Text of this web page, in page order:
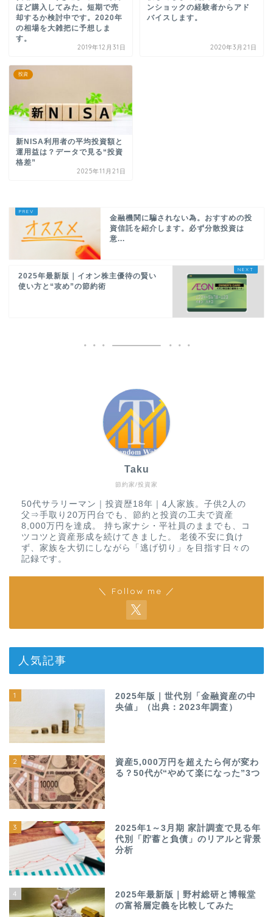
ほど購入してみた。短期で売
却するか検討中です。2020年
の相場を大雑把に予想しま
す。
2019年12月31日
ンショックの経験者からアド
バイスします。
2020年3月21日
投資
新NISA利用者の平均投資額と
運用益は？データで見る“投資
格差”
2025年11月21日
金融機関に騙されない為。おすすめの投
資信託を紹介します。必ず分散投資は
意...
2025年最新版｜イオン株主優待の賢い
使い方と“攻め”の節約術
節約家/投資家
Taku
50代サラリーマン｜投資歴18年｜4人家族。子供2人の
父⇒手取り20万円台でも、節約と投資の工夫で資産
8,000万円を達成。 持ち家ナシ・平社員のままでも、コ
ツコツと資産形成を続けてきました。 老後不安に負け
ず、家族を大切にしながら「逃げ切り」を目指す日々の
記録です。
＼ Follow me ／
人気記事
1
2025年版｜世代別「金融資産の中
央値」（出典：2023年調査）
2
資産5,000万円を超えたら何が変わ
る？50代が“やめて楽になった”3つ
3
2025年1～3月期 家計調査で見る年
代別「貯蓄と負債」のリアルと背景
分析
4
2025年最新版｜野村総研と博報堂
の富裕層定義を比較してみた